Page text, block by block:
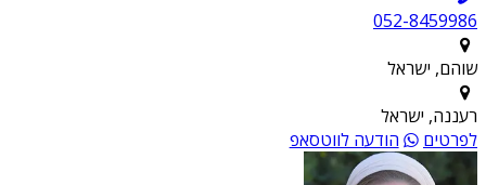
052-8459986
שוהם, ישראל
רעננה, ישראל
לפרטים
הודעה לווטסאפ